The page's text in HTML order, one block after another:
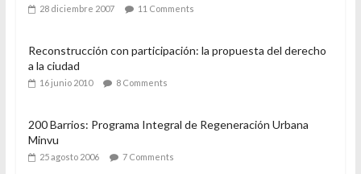
28 diciembre 2007 11 Comments
Reconstrucción con participación: la propuesta del derecho
a la ciudad
16 junio 2010 8 Comments
200 Barrios: Programa Integral de Regeneración Urbana
Minvu
25 agosto 2006 7 Comments